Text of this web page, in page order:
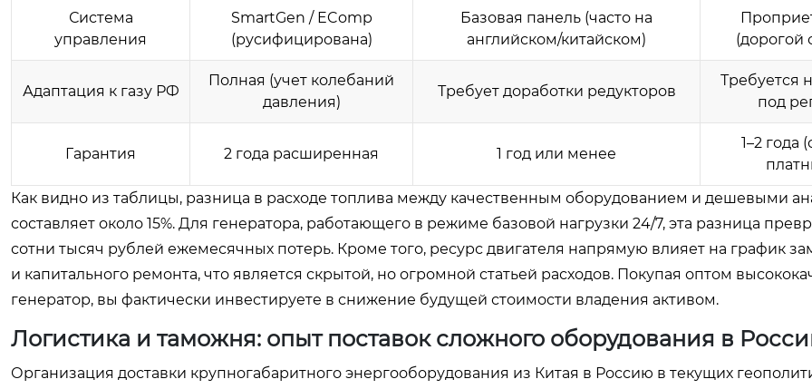
Система
управления
SmartGen / EComp
(русифицирована)
Базовая панель (часто на
английском/китайском)
(дорогой
Адаптация к газу РФ
Полная (учет колебаний
давления)
Требует доработки редукторов
Требуется
под
Гарантия 2 года расширенная 1 год или менее
1–2 года
Как видно из таблицы, разница в расходе топлива между качественным оборудованием и дешевыми
составляет около 15%. Для генератора, работающего в режиме базовой нагрузки 24/7, эта разница
сотни тысяч рублей ежемесячных потерь. Кроме того, ресурс двигателя напрямую влияет на график
и капитального ремонта, что является скрытой, но огромной статьей расходов. Покупая оптом
генератор, вы фактически инвестируете в снижение будущей стоимости владения активом.
Логистика и таможня: опыт поставок сложного оборудования в
Организация доставки крупногабаритного энергооборудования из Китая в Россию в текущих